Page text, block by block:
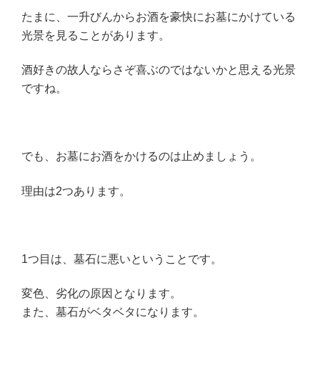
たまに、一升びんからお酒を豪快にお墓にかけている
光景を見ることがあります。
酒好きの故人ならさぞ喜ぶのではないかと思える光景
ですね。
でも、お墓にお酒をかけるのは止めましょう。
理由は2つあります。
1つ目は、墓石に悪いということです。
変色、劣化の原因となります。
また、墓石がベタベタになります。